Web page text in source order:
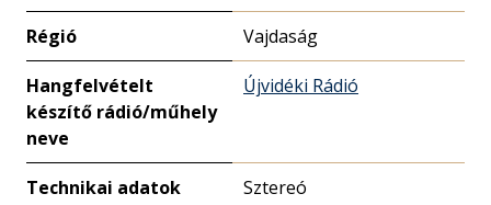
Régió Vajdaság
Hangfelvételt
készítő rádió/műhely
neve
Újvidéki Rádió
Technikai adatok Sztereó